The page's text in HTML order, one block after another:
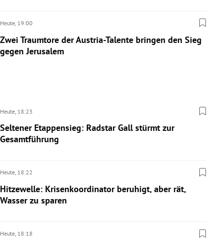
Heute, 19:00
Zwei Traumtore der Austria-Talente bringen den Sieg
gegen Jerusalem
Heute, 18:23
Seltener Etappensieg: Radstar Gall stürmt zur
Gesamtführung
Heute, 18:22
Hitzewelle: Krisenkoordinator beruhigt, aber rät,
Wasser zu sparen
Heute, 18:18